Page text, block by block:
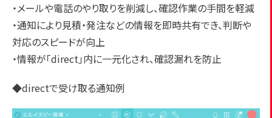
・メールや電話のやり取りを削減し、確認作業の手間を軽減
・通知により見積・発注などの情報を即時共有でき、判断や
対応のスピードが向上
・情報が「direct」内に一元化され、確認漏れを防止
◆directで受け取る通知例